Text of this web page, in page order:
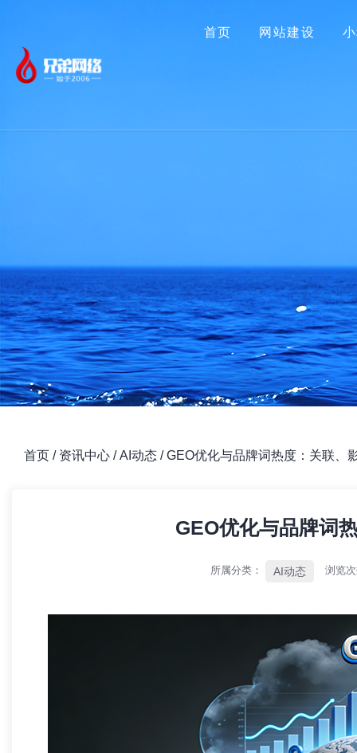
首页 网站建设
首页 / 资讯中心 /AI动态 /GEO优化与品牌词热度：关联、
GEO优化与品牌词
所属分类： AI动态 浏览
热烈祝贺 【兄弟网络】 喜迁新址！ 「兄弟网